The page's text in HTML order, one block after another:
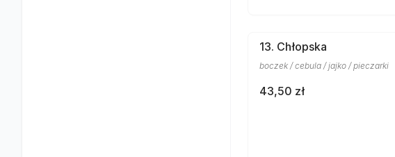
13. Chłopska
boczek / cebula / jajko / pieczarki
43,50 zł